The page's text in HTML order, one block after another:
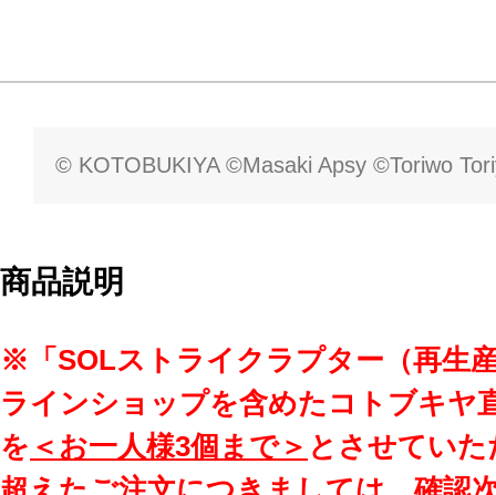
© KOTOBUKIYA ©Masaki Apsy ©Toriwo
商品説明
※「SOLストライクラプター（再生
ラインショップを含めたコトブキヤ
を ＜お一人様3個まで＞ とさせてい